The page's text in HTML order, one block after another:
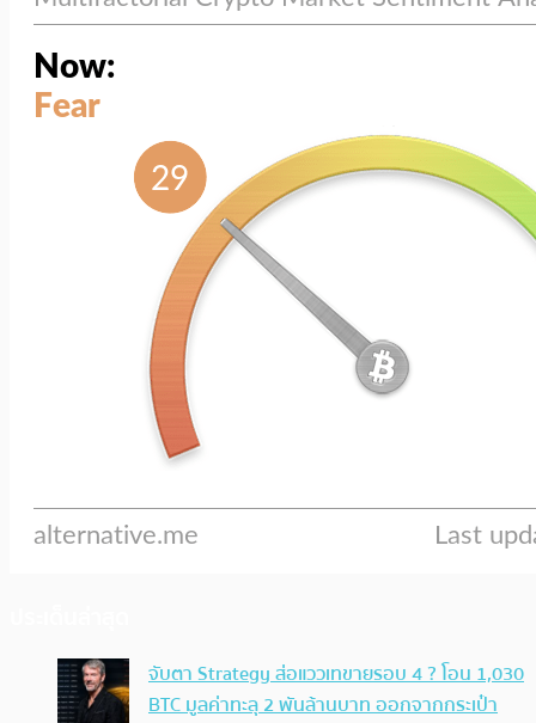
จับตา Strategy ส่อแววเทขายรอบ 4 ? โอน 1,030
BTC มูลค่าทะลุ 2 พันล้านบาท ออกจากกระเป๋า